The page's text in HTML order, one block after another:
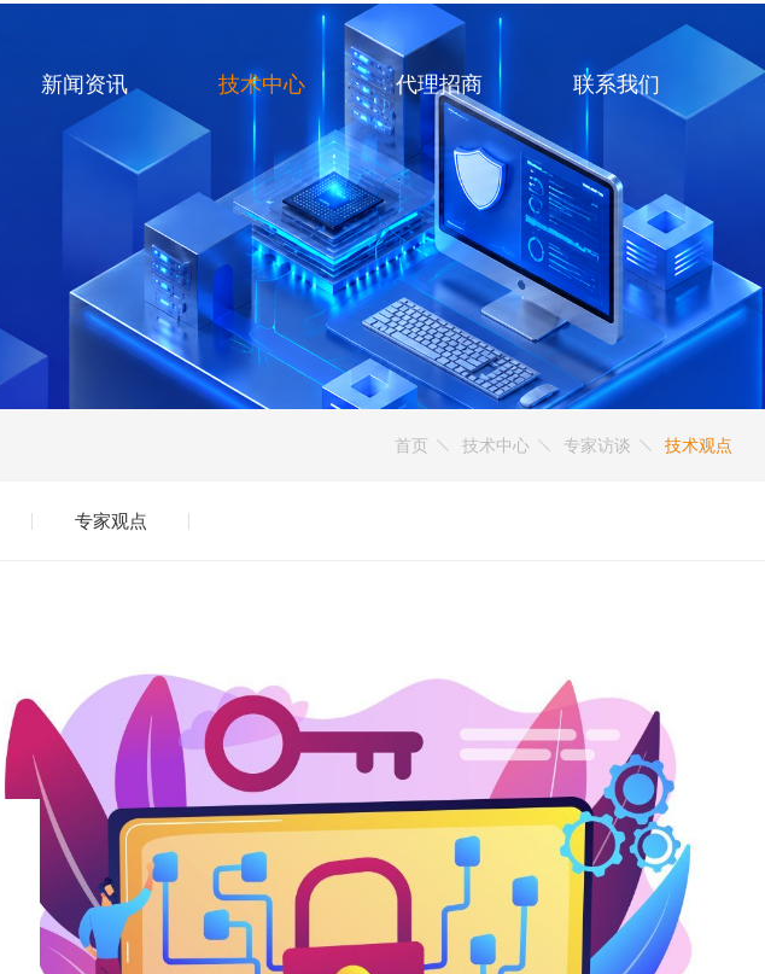
新闻资讯 技术中心 代理招商 联系我们
首页 技术中心 专家访谈 技术观点
专家观点